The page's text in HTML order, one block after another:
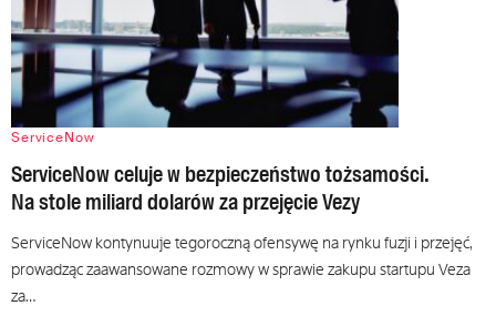
ServiceNow
ServiceNow celuje w bezpieczeństwo tożsamości.
Na stole miliard dolarów za przejęcie Vezy
ServiceNow kontynuuje tegoroczną ofensywę na rynku fuzji i przejęć,
prowadząc zaawansowane rozmowy w sprawie zakupu startupu Veza
za…